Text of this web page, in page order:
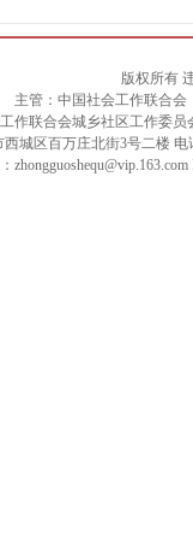
版权所有
主管：中国社会工作联合
作联合会城乡社区工作委
城区百万庄北街3号二楼